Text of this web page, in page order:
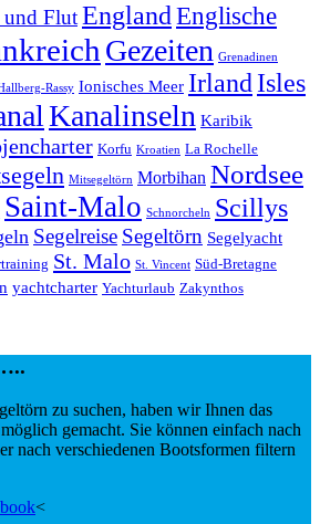
und FlutEnglandEnglische
Gezeiten Grenadinen
Rassy Ionisches Meer IrlandIsles
Kanalinseln Karibik
Korfu Kroatien La Rochelle
Mitsegeltörn Morbihan Nordsee
Saint-Malo Schnorcheln Scillys
Segelreise Segeltörn Segelyacht
St. Malo St. Vincent Süd-Bretagne
yachtcharter Yachturlaub Zakynthos
zu suchen, haben wir Ihnen das
gemacht. Sie können einfach nach
nach verschiedenen Bootsformen filtern
<